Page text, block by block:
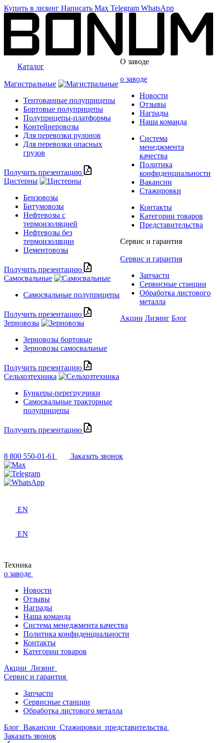
Купить в лизинг Написать Max Telegram WhatsApp
Каталог
Магистральные
Тентованные полуприцепы
Бортовые полуприцепы
Полуприцепы-платформы
Контейнеровозы
Для перевозки рулонов
Для перевозки опасных
грузов
Получить презентацию
Цистерны
Бензовозы
Битумовозы
Нефтевозы с
термоизоляцией
Нефтевозы без
термоизоляции
Цементовозы
Получить презентацию
Самосвальные
Самосвальные полуприцепы
Получить презентацию
Зерновозы
Зерновозы бортовые
Зерновозы самосвальные
Получить презентацию
Сельхозтехника
Бункеры-перегрузчики
Самосвальные тракторные
полуприцепы
Получить презентацию
О заводе
о заводе
Новости
Отзывы
Награды
Наша команда
Система
менеджмента
качества
Политика
конфиденциальности
Вакансии
Стажировки
Контакты
Категории товаров
Представительства
Сервис и гарантия
Сервис и гарантия
Запчасти
Сервисные станции
Обработка листового
металла
Акции Лизинг Блог
8 800 550-01-61 Заказать звонок
EN
EN
Техника
о заводе
Новости
Отзывы
Награды
Наша команда
Система менеджмента качества
Политика конфиденциальности
Контакты
Категории товаров
Акции Лизинг
Сервис и гарантия
Запчасти
Сервисные станции
Обработка листового металла
Блог Вакансии Стажировки представительства
Заказать звонок